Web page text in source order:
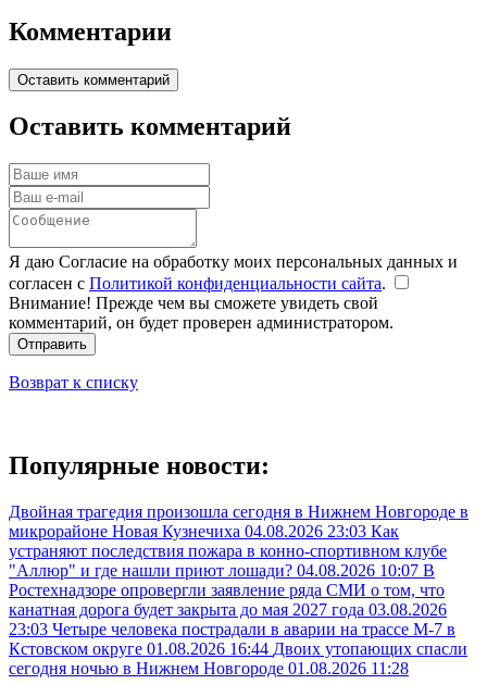
Комментарии
Оставить комментарий
Оставить комментарий
Я даю Согласие на обработку моих персональных данных и
согласен с Политикой конфиденциальности сайта.
Внимание! Прежде чем вы сможете увидеть свой
комментарий, он будет проверен администратором.
Отправить
Возврат к списку
Популярные новости:
Двойная трагедия произошла сегодня в Нижнем Новгороде в
микрорайоне Новая Кузнечиха 04.08.2026 23:03 Как
устраняют последствия пожара в конно-спортивном клубе
"Аллюр" и где нашли приют лошади? 04.08.2026 10:07 В
Ростехнадзоре опровергли заявление ряда СМИ о том, что
канатная дорога будет закрыта до мая 2027 года 03.08.2026
23:03 Четыре человека пострадали в аварии на трассе М-7 в
Кстовском округе 01.08.2026 16:44 Двоих утопающих спасли
сегодня ночью в Нижнем Новгороде 01.08.2026 11:28